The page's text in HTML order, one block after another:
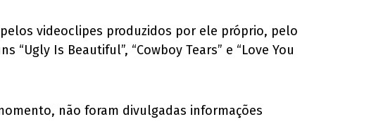
videoclipes produzidos por ele próprio, pelo
Is Beautiful”, “Cowboy Tears” e “Love You
não foram divulgadas informações